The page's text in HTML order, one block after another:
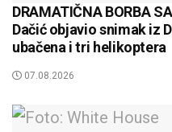
DRAMATIČNA BORBA
Dačić objavio snimak iz
ubačena i tri helikoptera
07.08.2026